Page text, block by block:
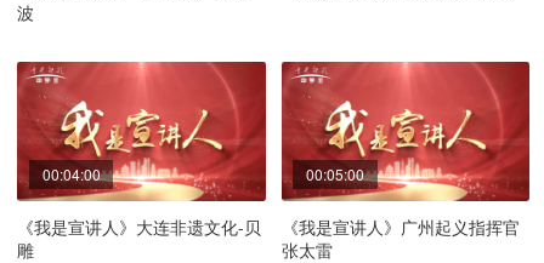
波
00:04:00
《我是宣讲人》大连非遗文化-贝
雕
00:05:00
《我是宣讲人》广州起义指挥官
张太雷